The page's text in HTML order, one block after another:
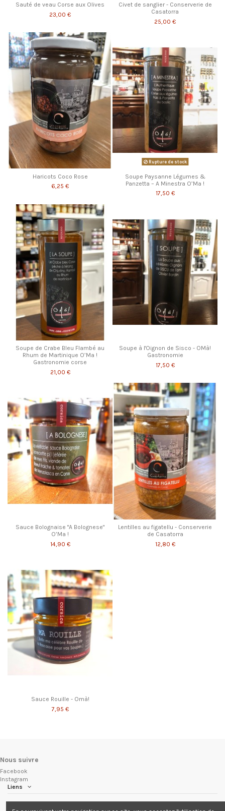
Sauté de veau Corse aux Olives
23,00 €
Civet de sanglier - Conserverie de
Casatorra
25,00 €
Haricots Coco Rose
6,25 €
Rupture de stock
Soupe Paysanne Légumes &
Panzetta – A Minestra O’Ma !
17,50 €
Soupe de Crabe Bleu Flambé au
Rhum de Martinique O’Ma !
Gastronomie corse
21,00 €
Soupe à l'Oignon de Sisco - OMà!
Gastronomie
17,50 €
Sauce Bolognaise "A Bolognese"
O’Ma !
14,90 €
Lentilles au figatellu - Conserverie
de Casatorra
12,80 €
Sauce Rouille - Omà!
7,95 €
Nous suivre
Facebook
Instagram
Liens
Nous suivre